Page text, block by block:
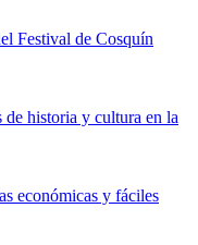
Festival de Cosquín
historia y cultura en la
económicas y fáciles